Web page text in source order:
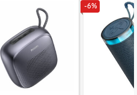
-6%